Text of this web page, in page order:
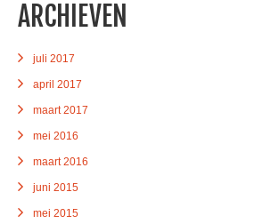
ARCHIEVEN
juli 2017
april 2017
maart 2017
mei 2016
maart 2016
juni 2015
mei 2015